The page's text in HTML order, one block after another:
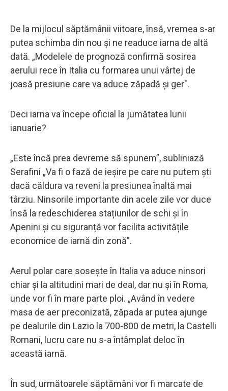
De la mijlocul săptămânii viitoare, însă, vremea s-ar
putea schimba din nou și ne readuce iarna de altă
dată. „Modelele de prognoză confirmă sosirea
aerului rece în Italia cu formarea unui vârtej de
joasă presiune care va aduce zăpadă și ger".
Deci iarna va începe oficial la jumătatea lunii
ianuarie?
„Este încă prea devreme să spunem”, subliniază
Serafini „Va fi o fază de ieșire pe care nu putem ști
dacă căldura va reveni la presiunea înaltă mai
târziu. Ninsorile importante din acele zile vor duce
însă la redeschiderea stațiunilor de schi și în
Apenini și cu siguranță vor facilita activitățile
economice de iarnă din zonă”.
Aerul polar care sosește în Italia va aduce ninsori
chiar și la altitudini mari de deal, dar nu și în Roma,
unde vor fi în mare parte ploi. „Având în vedere
masa de aer preconizată, zăpada ar putea ajunge
pe dealurile din Lazio la 700-800 de metri, la Castelli
Romani, lucru care nu s-a întâmplat deloc în
această iarnă.
În sud, următoarele săptămâni vor fi marcate de